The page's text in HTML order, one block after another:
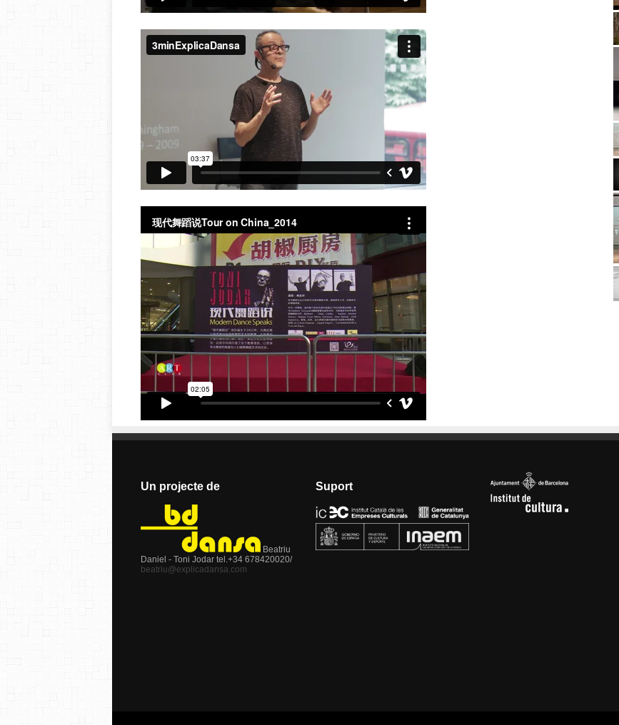
Un projecte de
Beatriu
Daniel - Toni Jodar tel.+34 678420020/
beatriu@explicadansa.com
Suport